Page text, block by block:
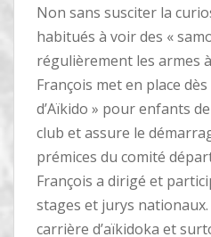
Non sans susciter la
habitués à voir des «
régulièrement les armes
François met en place
d’Aïkido » pour enfants
club et assure le
prémices du comité
François a dirigé et
stages et jurys
carrière d’aïkidoka et